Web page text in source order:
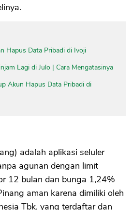
Hapus Data Pribadi di Ivoji
Lagi di Julo | Cara Mengatasinya
Akun Hapus Data Pribadi di
adalah aplikasi seluler
agunan dengan limit
12 bulan dan bunga 1,24%
aman karena dimiliki oleh
Tbk. yang terdaftar dan